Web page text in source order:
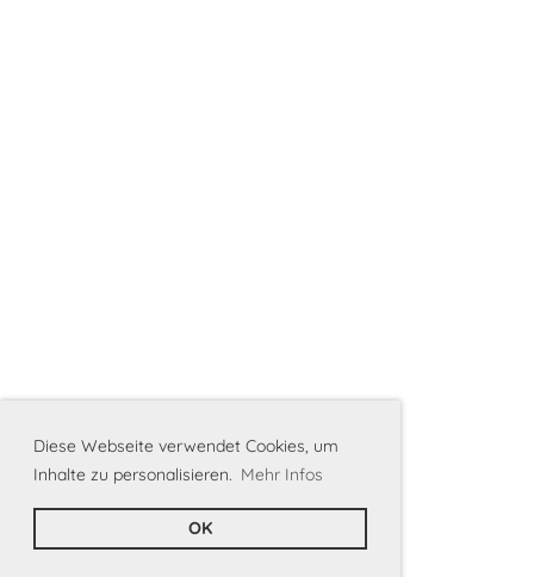
Diese Webseite verwendet Cookies, um
Inhalte zu personalisieren. Mehr Infos
OK